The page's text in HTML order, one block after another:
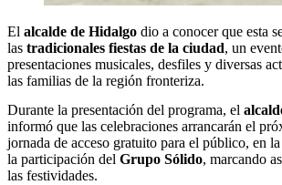
El alcalde de Hidalgo dio a conocer que esta
las tradicionales fiestas de la ciudad, un
presentaciones musicales, desfiles y diversas
las familias de la región fronteriza.
Durante la presentación del programa, el
informó que las celebraciones arrancarán el
jornada de acceso gratuito para el público, en
la participación del Grupo Sólido, marcando
las festividades.